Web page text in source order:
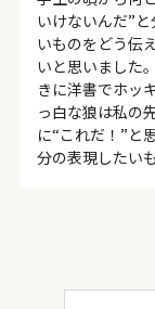
いけないんだ”
いものをどう伝
いと思いました
きに洋書でホッ
っ白な狼は私の
に“これだ！”と
分の表現したい